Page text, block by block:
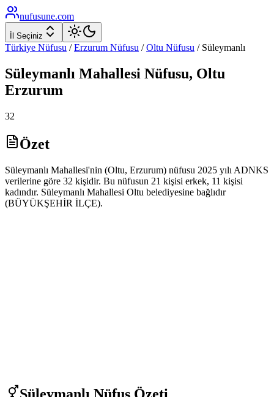
nufusune.com
İl Seçiniz
Türkiye Nüfusu / Erzurum Nüfusu / Oltu Nüfusu / Süleymanlı
Süleymanlı Mahallesi Nüfusu, Oltu
Erzurum
32
Özet
Süleymanlı Mahallesi'nin (Oltu, Erzurum) nüfusu 2025 yılı ADNKS
verilerine göre 32 kişidir. Bu nüfusun 21 kişisi erkek, 11 kişisi
kadındır. Süleymanlı Mahallesi Oltu belediyesine bağlıdır
(BÜYÜKŞEHİR İLÇE).
Süleymanlı Nüfus Özeti